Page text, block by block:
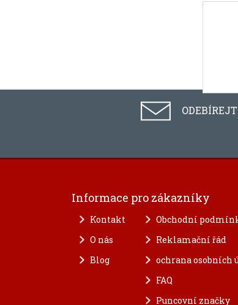
Informace pro zákazníky
Kontakt
O nás
Blog
Obchodní
Reklamační řád
ochrana osobních
FAQ
Puncovní značky